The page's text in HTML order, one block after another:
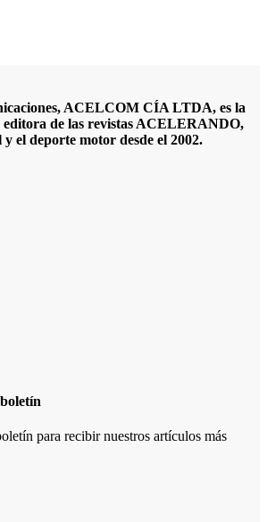
ACELCOM CÍA LTDA, es la
editora de las revistas ACELERANDO,
el deporte motor desde el 2002.
para recibir nuestros artículos más